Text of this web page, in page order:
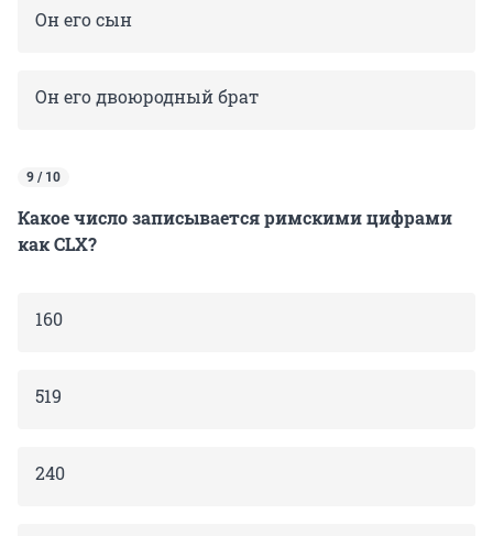
Он его сын
Он его двоюродный брат
9 / 10
Какое число записывается римскими цифрами
как CLX?
160
519
240